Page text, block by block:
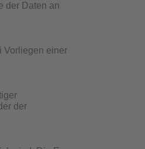
der Daten an
Vorliegen einer
der